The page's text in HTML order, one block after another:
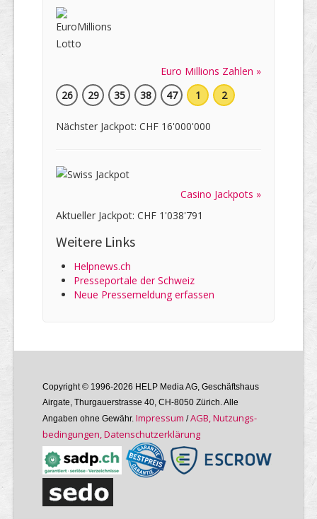
Euro Millions Zahlen »
26
29 35 38 47 1 2
Nächster Jackpot: CHF 16'000'000
Casino Jackpots »
Aktueller Jackpot: CHF 1'038'791
Weitere Links
Helpnews.ch
Presseportale der Schweiz
Neue Pressemeldung erfassen
Copyright © 1996-2026 HELP Media AG, Geschäftshaus
Airgate, Thurgauer­strasse 40, CH-8050 Zürich. Alle
Angaben ohne Gewähr. Im­pres­sum /AGB, Nutzungs­
bedin­gungen, Daten­schutz­er­klärung